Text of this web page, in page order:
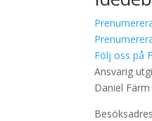
Följ oss på
Ansvarig
Daniel Färm